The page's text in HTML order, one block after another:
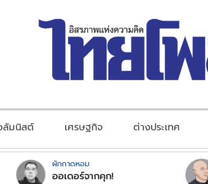
ลัมนิสต์ เศรษฐกิจ ต่างประเทศ
ผักกาดหอม
ออเดอร์จากคุก!